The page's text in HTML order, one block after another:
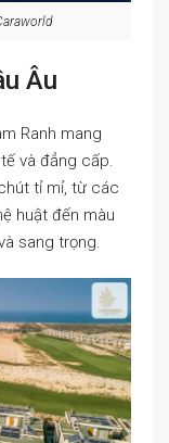
Âu
Ranh mang
và đẳng cấp.
tỉ mỉ, từ các
huật đến màu
sang trọng.